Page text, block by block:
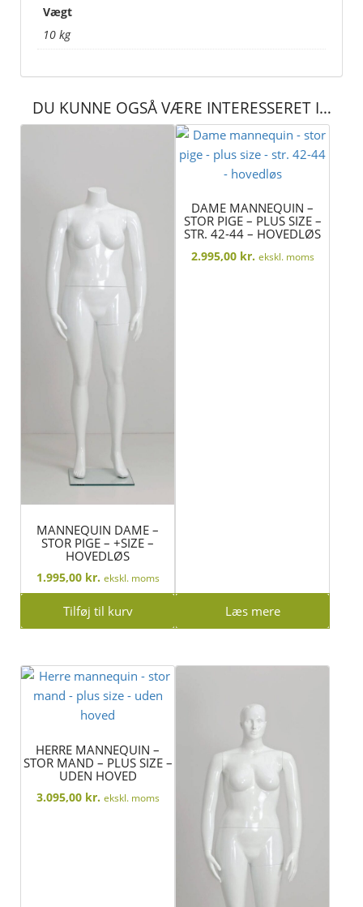
Vægt
10 kg
DU KUNNE OGSÅ VÆRE INTERESSERET I…
MANNEQUIN DAME –
STOR PIGE – +SIZE –
HOVEDLØS
1.995,00 kr. ekskl. moms
Tilføj til kurv
DAME MANNEQUIN –
STOR PIGE – PLUS SIZE –
STR. 42-44 – HOVEDLØS
2.995,00 kr. ekskl. moms
Læs mere
HERRE MANNEQUIN –
STOR MAND – PLUS SIZE –
UDEN HOVED
3.095,00 kr. ekskl. moms